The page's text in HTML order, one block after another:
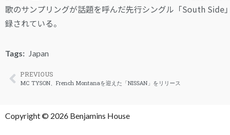
歌のサンプリングが話題を呼んだ先行シングル「South
録されている。
Tags: Japan
PREVIOUS
MC TYSON、French Montanaを迎えた「NISSAN」をリリース
Copyright © 2026 Benjamins House